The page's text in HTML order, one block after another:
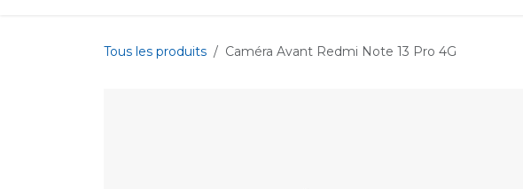
Tous les produits Caméra Avant Redmi Note 13 Pro 4G